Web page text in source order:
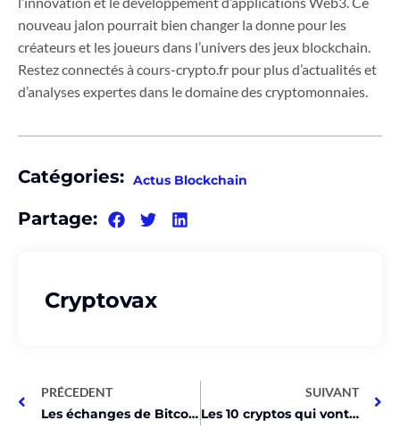
nouveau jalon pourrait bien changer la donne pour les
créateurs et les joueurs dans l’univers des jeux blockchain.
Restez connectés à cours-crypto.fr pour plus d’actualités et
d’analyses expertes dans le domaine des cryptomonnaies.
Catégories: Actus Blockchain
Partage:
Cryptovax
PRÉCEDENT
Les échanges de Bitcoin perdent 10 milliards en 2024 !
SUIVANT
Les 10 cryptos qui vont exploser cette semaine!